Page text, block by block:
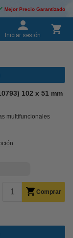
Mejor Precio Garantizado
Iniciar sesión
102 x 51 mm
multifuncionales
Comprar